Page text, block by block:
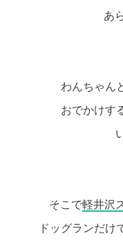
あ
わんちゃん
おでかけす
そこで軽井沢
ドッグランだけ